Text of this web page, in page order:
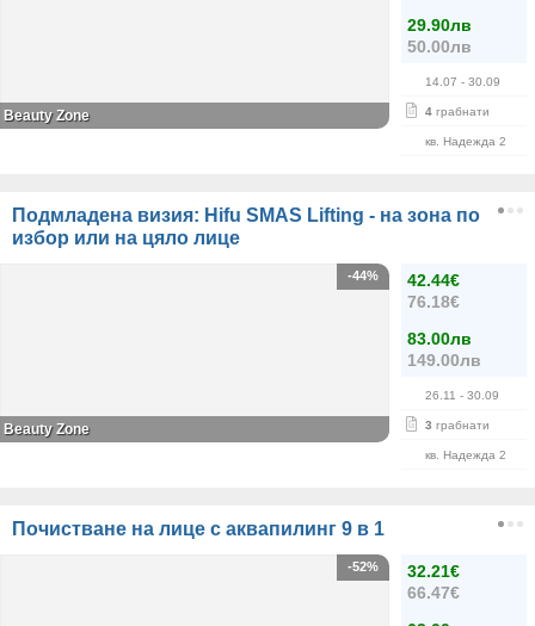
29.90лв
50.00лв
14.07 - 30.09
4 грабнати
кв. Надежда 2
Beauty Zone
Подмладена визия: Hifu SMAS Lifting - на зона по
избор или на цяло лице
42.44€
76.18€
83.00лв
149.00лв
26.11 - 30.09
3 грабнати
кв. Надежда 2
-44%
Beauty Zone
Почистване на лице с аквапилинг 9 в 1
32.21€
66.47€
-52%